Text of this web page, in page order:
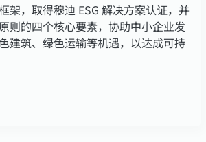
架，取得穆迪 ESG 解决方案认证，并
则的四个核心要素，协助中小企业发
建筑、绿色运输等机遇，以达成可持